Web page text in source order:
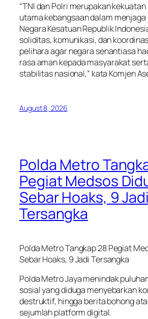
“TNI dan Polri merupakan
utama kebangsaan dalam
Negara Kesatuan Republik
soliditas, komunikasi, dan
pelihara agar negara senantiasa
rasa aman kepada masyarakat
stabilitas nasional,” kata Komjen
August 8, 2026
Polda Metro
Pegiat Medsos
Sebar Hoaks, 9 Jadi
Tersangka
Polda Metro Tangkap 28 Pegiat
Sebar Hoaks, 9 Jadi Tersangka
Polda Metro Jaya menindak
sosial yang diduga menyebarkan
destruktif, hingga berita bohong
sejumlah platform digital.